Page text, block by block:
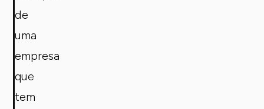
de
uma
empresa
que
tem